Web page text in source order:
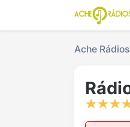
Ache Rádios